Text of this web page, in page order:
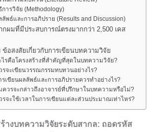
การวิจัย (Methodology)
ลัพธ์และการอภิปราย (Results and Discussion)
กผมที่มีประสบการณ์ตรงมากกว่า 2,500 เคส
ข้อสงสัยเกี่ยวกับการเขียนบทความวิจัย
ไรคือโครงสร้างที่สำคัญที่สุดในบทความวิจัย?
รจะเขียนวรรณกรรมทบทวนอย่างไร?
รเขียนผลลัพธ์และการอภิปรายควรทำอย่างไร?
ควรจะกล่าวถึงอาจารย์ที่ปรึกษาในบทความหรือไม่?
รจะใช้เวลาในการเขียนแต่ละส่วนประมาณเท่าไหร่?
างบทความวิจัยระดับสากล: ถอดรหัส